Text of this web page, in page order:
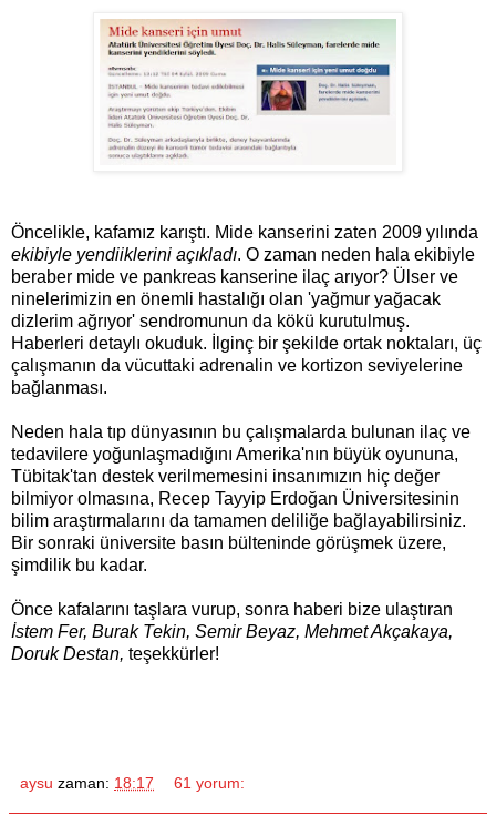
Öncelikle, kafamız karıştı. Mide kanserini zaten 2009 yılında
ekibiyle yendiiklerini açıkladı. O zaman neden hala ekibiyle
beraber mide ve pankreas kanserine ilaç arıyor? Ülser ve
ninelerimizin en önemli hastalığı olan 'yağmur yağacak
dizlerim ağrıyor' sendromunun da kökü kurutulmuş.
Haberleri detaylı okuduk. İlginç bir şekilde ortak noktaları, üç
çalışmanın da vücuttaki adrenalin ve kortizon seviyelerine
bağlanması.
Neden hala tıp dünyasının bu çalışmalarda bulunan ilaç ve
tedavilere yoğunlaşmadığını Amerika'nın büyük oyununa,
Tübitak'tan destek verilmemesini insanımızın hiç değer
bilmiyor olmasına, Recep Tayyip Erdoğan Üniversitesinin
bilim araştırmalarını da tamamen deliliğe bağlayabilirsiniz.
Bir sonraki üniversite basın bülteninde görüşmek üzere,
şimdilik bu kadar.
Önce kafalarını taşlara vurup, sonra haberi bize ulaştıran
İstem Fer, Burak Tekin, Semir Beyaz, Mehmet Akçakaya,
Doruk Destan, teşekkürler!
aysu zaman: 18:17 61 yorum: